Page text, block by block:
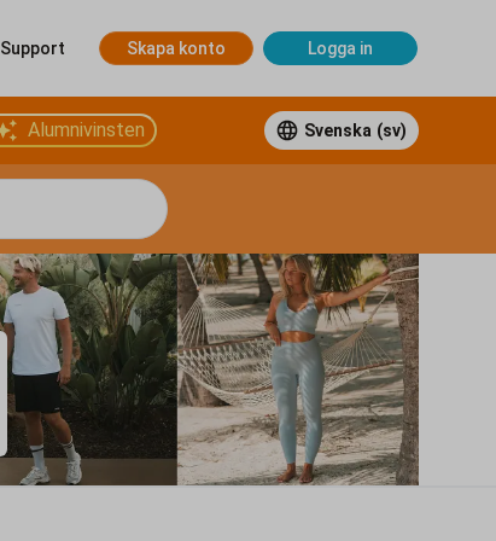
Support Skapa konto Logga in
Alumnivinsten Svenska (sv)